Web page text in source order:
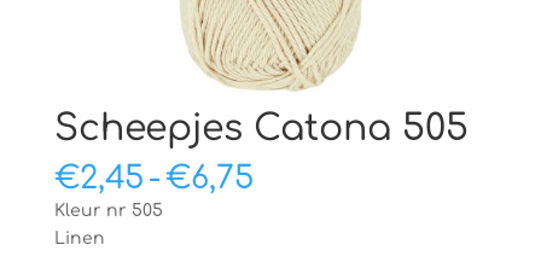
Scheepjes Catona 505
€2,45 -€6,75Prijsklasse:
Kleur nr 505
Linen